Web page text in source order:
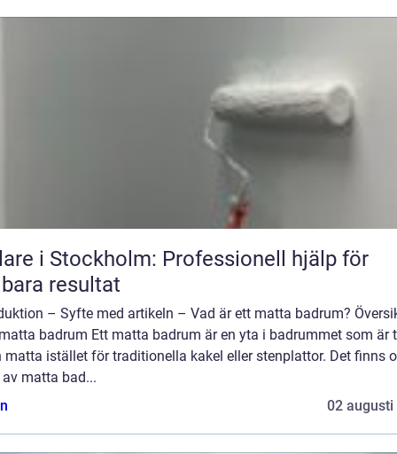
i Stockholm: Professionell hjälp för
resultat
– Syfte med artikeln – Vad är ett matta badrum?
badrum Ett matta badrum är en yta i badrummet som är
matta istället för traditionella kakel eller stenplattor. Det finns
matta bad...
02 augusti